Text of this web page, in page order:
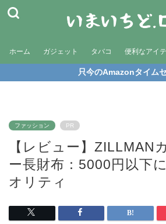
ホーム ガジェット タバコ 便利なアイ
只今のAmazonタイム
ファッション PR
【レビュー】ZILLMAN
ー長財布：5000円以下
オリティ